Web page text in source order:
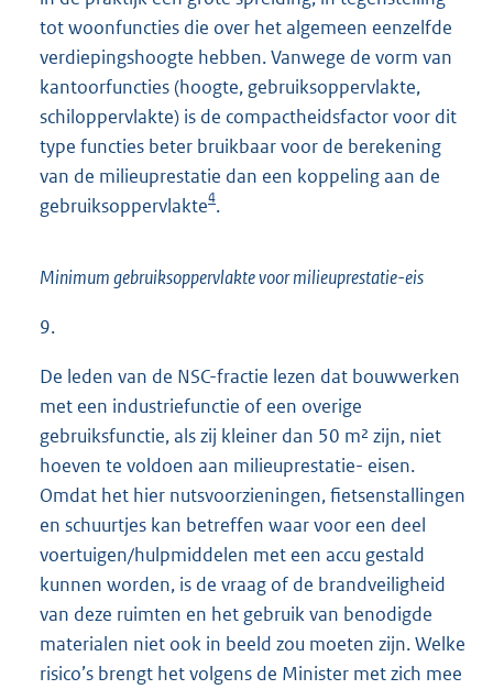
tot woonfuncties die over het algemeen eenzelfde
verdiepingshoogte hebben. Vanwege de vorm van
kantoorfuncties (hoogte, gebruiksoppervlakte,
schiloppervlakte) is de compactheidsfactor voor dit
type functies beter bruikbaar voor de berekening
van de milieuprestatie dan een koppeling aan de
gebruiksoppervlakte4.
Minimum gebruiksoppervlakte voor milieuprestatie-eis
9.
De leden van de NSC-fractie lezen dat bouwwerken
met een industriefunctie of een overige
gebruiksfunctie, als zij kleiner dan 50 m² zijn, niet
hoeven te voldoen aan milieuprestatie- eisen.
Omdat het hier nutsvoorzieningen, fietsenstallingen
en schuurtjes kan betreffen waar voor een deel
voertuigen/hulpmiddelen met een accu gestald
kunnen worden, is de vraag of de brandveiligheid
van deze ruimten en het gebruik van benodigde
materialen niet ook in beeld zou moeten zijn. Welke
risico’s brengt het volgens de Minister met zich mee